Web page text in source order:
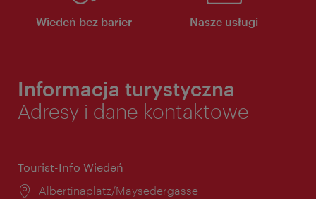
Wiedeń bez barier Nasze usługi
Informacja turystyczna
Adresy i dane kontaktowe
Tourist-Info Wiedeń
Miejsce:
Albertinaplatz/Maysedergasse